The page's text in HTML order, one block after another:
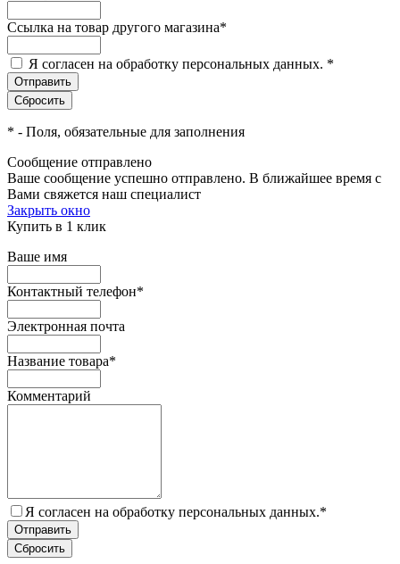
Ссылка на товар другого магазина*
Я согласен на обработку персональных данных. *
* - Поля, обязательные для заполнения
Сообщение отправлено
Ваше сообщение успешно отправлено. В ближайшее время с
Вами свяжется наш специалист
Закрыть окно
Купить в 1 клик
Ваше имя
Контактный телефон*
Электронная почта
Название товара*
Комментарий
Я согласен на обработку персональных данных.*